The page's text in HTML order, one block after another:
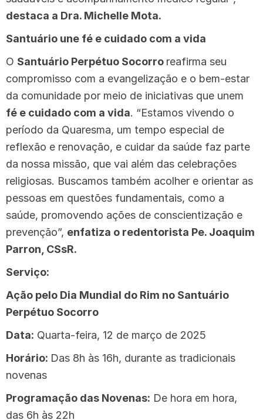
destaca a Dra. Michelle Mota.
Santuário une fé e cuidado com a vida
O Santuário Perpétuo Socorro reafirma seu
compromisso com a evangelização e o bem-estar
da comunidade por meio de iniciativas que unem
fé e cuidado com a vida. “Estamos vivendo o
período da Quaresma, um tempo especial de
reflexão e renovação, e cuidar da saúde faz parte
da nossa missão, que vai além das celebrações
religiosas. Buscamos também acolher e orientar as
pessoas em questões fundamentais, como a
saúde, promovendo ações de conscientização e
prevenção”, enfatiza o redentorista Pe. Joaquim
Parron, CSsR.
Serviço:
Ação pelo Dia Mundial do Rim no Santuário
Perpétuo Socorro
Data: Quarta-feira, 12 de março de 2025
Horário: Das 8h às 16h, durante as tradicionais
novenas
Programação das Novenas: De hora em hora,
das 6h às 22h